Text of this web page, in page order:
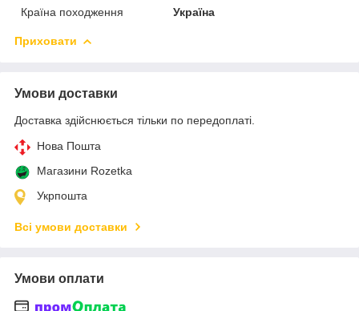
Країна походження
Україна
Приховати
Умови доставки
Доставка здійснюється тільки по передоплаті.
Нова Пошта
Магазини Rozetka
Укрпошта
Всі умови доставки
Умови оплати